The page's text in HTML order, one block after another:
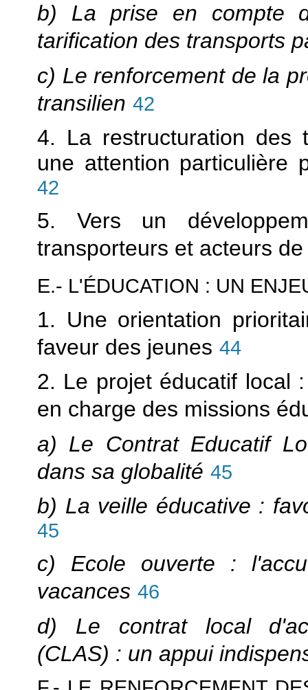
b) La prise en compte
tarification des transports
c) Le renforcement de la
transilien 42
4. La restructuration des
une attention particulière
42
5. Vers un
transporteurs et acteurs
E.- L'ÉDUCATION : UN
1. Une orientation
faveur des jeunes 44
2. Le projet éducatif local
en charge des missions
a) Le Contrat Educatif
dans sa globalité 45
b) La veille éducative :
45
c) Ecole ouverte :
vacances 46
d) Le contrat local
(CLAS) : un appui